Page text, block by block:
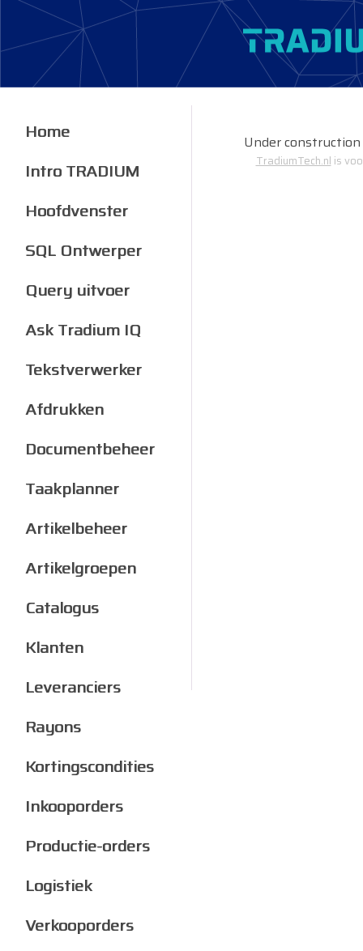
Under construction
TradiumTech.nl is
Home
Intro TRADIUM
Hoofdvenster
SQL Ontwerper
Query uitvoer
Ask Tradium IQ
Tekstverwerker
Afdrukken
Documentbeheer
Taakplanner
Artikelbeheer
Artikelgroepen
Catalogus
Klanten
Leveranciers
Rayons
Kortingscondities
Inkooporders
Productie-orders
Logistiek
Verkooporders